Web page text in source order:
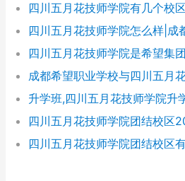
四川五月花技师学院团结校区